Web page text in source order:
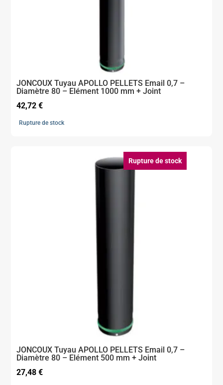
JONCOUX Tuyau APOLLO PELLETS Email 0,7 –
Diamètre 80 – Elément 1000 mm + Joint
42,72€
Rupture de stock
Rupture de stock
JONCOUX Tuyau APOLLO PELLETS Email 0,7 –
Diamètre 80 – Elément 500 mm + Joint
27,48€